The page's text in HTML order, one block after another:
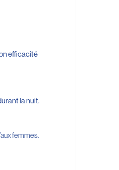
efficacité
la nuit.
femmes.